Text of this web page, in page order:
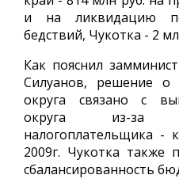
и на ликвидацию
бедствий, Чукотка - 2
Как пояснил
Силуанов, решение о
округа связано с
округа из-за
налогоплательщика -
2009г. Чукотка также
сбалансированность